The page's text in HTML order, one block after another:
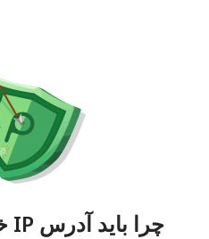
چرا باید آدرس IP خود را پنهان کنم؟